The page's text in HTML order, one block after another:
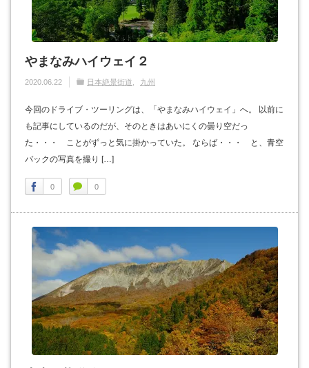
やまなみハイウェイ２
2020.06.22 日本絶景街道 九州
今回のドライブ・ツーリングは、「やまなみハイウェイ」へ。 以前に
も記事にしているのだが、そのときはあいにくの曇り空だっ
た・・・ ことがずっと気に掛かっていた。 ならば・・・ と、青空
バックの写真を撮り […]
0 0